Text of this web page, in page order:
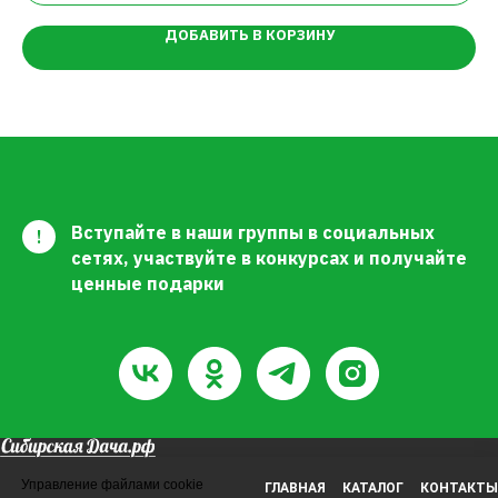
ДОБАВИТЬ В КОРЗИНУ
Управление файлами cookie
!
Вступайте в наши группы в социальных
сетях, участвуйте в конкурсах и получайте
ценные подарки
ГЛАВНАЯ КАТАЛОГ КОНТАКТЫ